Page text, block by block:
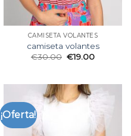
CAMISETA VOLANTES
camiseta volantes
€30.00 €19.00
¡Oferta!